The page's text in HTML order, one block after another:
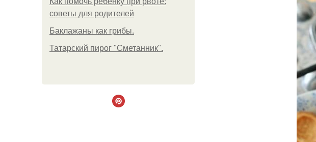
советы для родителей
Баклажаны как грибы.
Татарский пирог "Сметанник".